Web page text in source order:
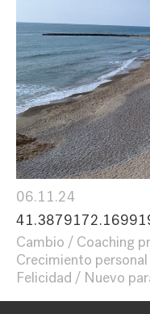
06.11.24
Cambio
Coaching
Crecimiento personal
Felicidad
Nuevo